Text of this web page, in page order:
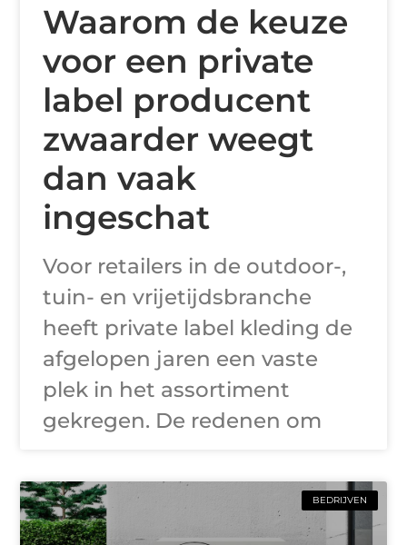
Waarom de keuze
voor een private
label producent
zwaarder weegt
dan vaak
ingeschat
Voor retailers in de outdoor-,
tuin- en vrijetijdsbranche
heeft private label kleding de
afgelopen jaren een vaste
plek in het assortiment
gekregen. De redenen om
BEDRIJVEN